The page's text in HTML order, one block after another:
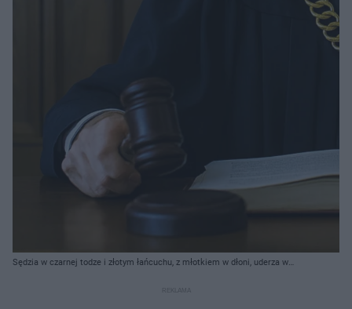
Sędzia w czarnej todze i złotym łańcuchu, z młotkiem w dłoni, uderza w
informacje można znaleźć na portalu Super Biznes.